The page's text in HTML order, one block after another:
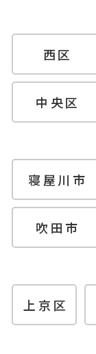
西区
中央区
寝屋川市
吹田市
上京区